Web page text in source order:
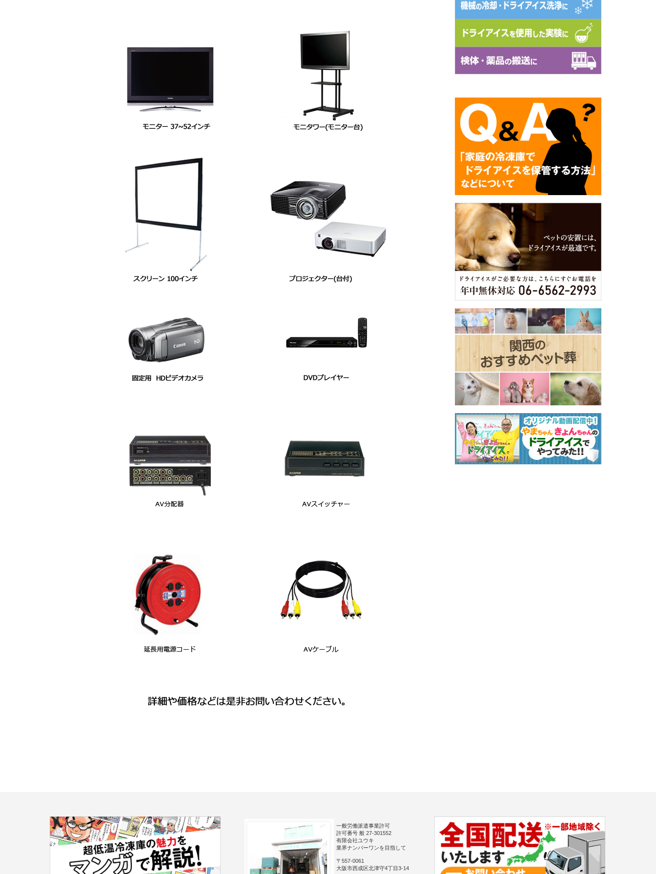
一般労働派遣事業許可
許可番号 般 27-301552
有限会社ユウキ
業界ナンバーワンを目指して
〒557-0061
大阪市西成区北津守4丁目3-14